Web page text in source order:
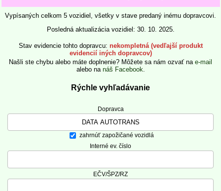
Vypísaných celkom 5 vozidiel, všetky v stave predaný inému dopravcovi.
Posledná aktualizácia vozidiel: 30. 10. 2025.
Stav evidencie tohto dopravcu nekompletná (vedľajší produkt
evidencií iných dopravcov)
Našli ste chybu alebo máte doplnenie? Môžete sa nám ozvať na e-mail
alebo na náš Facebook.
Rýchle vyhľadávanie
Dopravca
zahrnúť zapožičané vozidlá
Interné ev. číslo
EČV/ŠPZ/RZ